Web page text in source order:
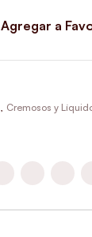
Agregar a
, Cremosos y